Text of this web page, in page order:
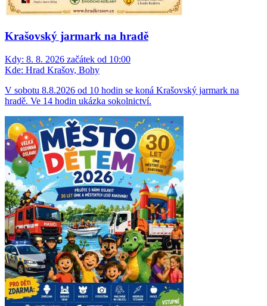
Krašovský jarmark na hradě
Kdy: 8. 8. 2026 začátek od 10:00
Kde: Hrad Krašov, Bohy
V sobotu 8.8.2026 od 10 hodin se koná Krašovský jarmark na
hradě. Ve 14 hodin ukázka sokolnictví.